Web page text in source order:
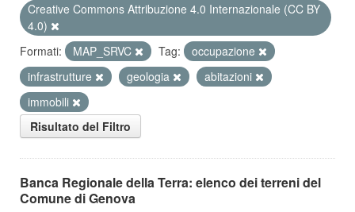
Creative Commons Attribuzione 4.0 Internazionale (CC BY
4.0)
Formati:
MAP_SRVC Tag:
occupazione
infrastrutture
geologia
abitazioni
immobili
Risultato del Filtro
Banca Regionale della Terra: elenco dei terreni del
Comune di Genova